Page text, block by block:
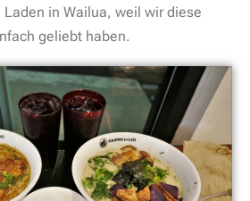
in Wailua, weil wir diese
geliebt haben.